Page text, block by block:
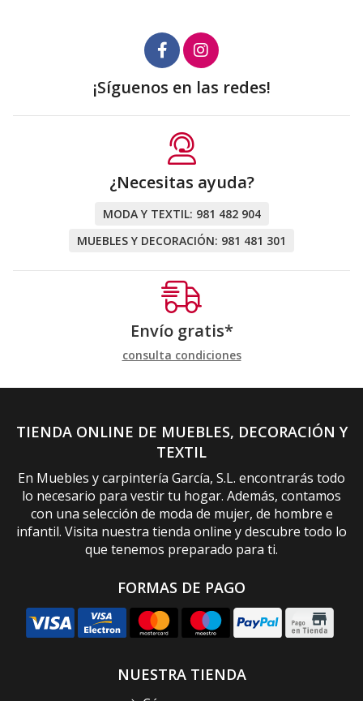
¡Síguenos en las redes!
¿Necesitas ayuda?
MODA Y TEXTIL: 981 482 904
MUEBLES Y DECORACIÓN: 981 481 301
Envío gratis*
consulta condiciones
TIENDA ONLINE DE MUEBLES, DECORACIÓN Y
TEXTIL
En Muebles y carpintería García, S.L. encontrarás todo
lo necesario para vestir tu hogar. Además, contamos
con una selección de moda de mujer, de hombre e
infantil. Visita nuestra tienda online y descubre todo lo
que tenemos preparado para ti.
FORMAS DE PAGO
NUESTRA TIENDA